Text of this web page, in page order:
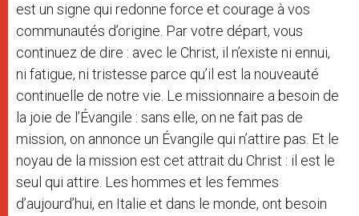
est un signe qui redonne force et courage à vos
communautés d’origine. Par votre départ, vous
continuez de dire : avec le Christ, il n’existe ni ennui,
ni fatigue, ni tristesse parce qu’il est la nouveauté
continuelle de notre vie. Le missionnaire a besoin de
la joie de l’Évangile : sans elle, on ne fait pas de
mission, on annonce un Évangile qui n’attire pas. Et le
noyau de la mission est cet attrait du Christ : il est le
seul qui attire. Les hommes et les femmes
d’aujourd’hui, en Italie et dans le monde, ont besoin